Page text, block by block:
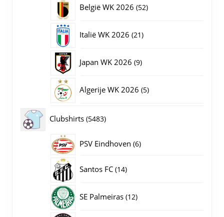
België WK 2026 5252
Italië WK 2026 2121
Japan WK 2026 99
Algerije WK 2026 55
Clubshirts 54835483
producten
PSV Eindhoven 66
Santos FC 1414
SE Palmeiras 1212